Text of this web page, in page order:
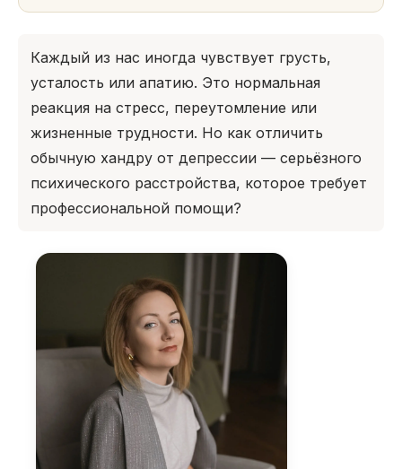
Каждый из нас иногда чувствует грусть,
усталость или апатию. Это нормальная
реакция на стресс, переутомление или
жизненные трудности. Но как отличить
обычную хандру от депрессии — серьёзного
психического расстройства, которое требует
профессиональной помощи?